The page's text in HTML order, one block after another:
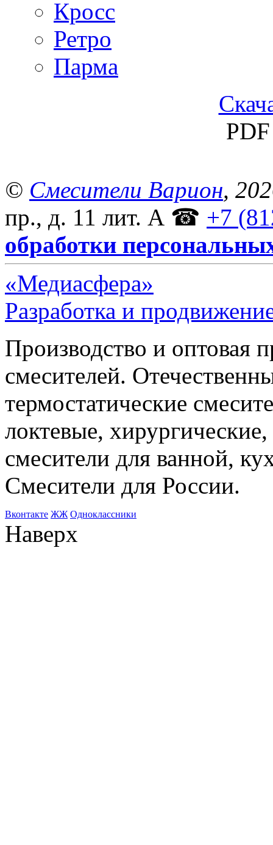
Кросс
Ретро
Парма
© Смесители Варион,
пр., д. 11 лит. А ☎ +7
обработки
«Медиасфера»
Разработка и
Производство и оптовая
смесителей.
термостатические
локтевые,
смесители для ванной,
Смесители для России.
Bконтакте ЖЖ Одноклассники
Наверх